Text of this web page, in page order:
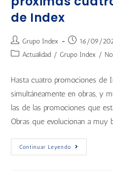
de Index
Grupo Index
16/09/
Actualidad / Grupo Index /
Hasta cuatro promociones de
simultáneamente en obras, y
las de las promociones que
Obras que evolucionan a muy
Continuar Leyendo